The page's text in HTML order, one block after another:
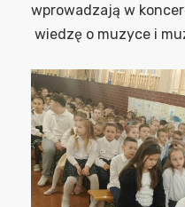
wprowadzają w
wiedzę o muzyce i